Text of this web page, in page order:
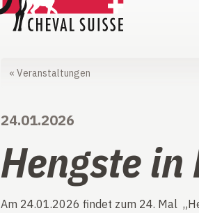
« Veranstaltungen
24.01.2026
Hengste
Am 24.01.2026 findet zum 24. Mal